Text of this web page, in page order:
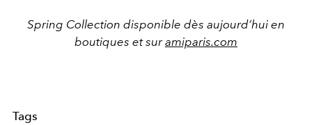
Spring Collection disponible dès aujourd’hui en
boutiques et suramiparis.com
Tags